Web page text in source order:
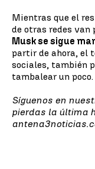
Mientras que el
de otras redes van
Musk se sigue
partir de ahora, el
sociales, también
tambalear un poco.
Síguenos en
pierdas la última